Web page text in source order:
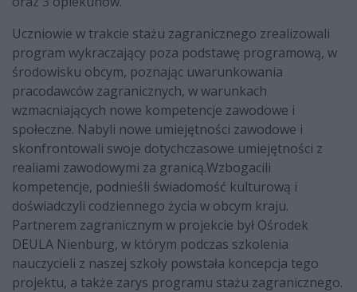
Uczniowie w trakcie stażu zagranicznego zrealizowali
program wykraczający poza podstawę programową, w
środowisku obcym, poznając uwarunkowania
pracodawców zagranicznych, w warunkach
wzmacniających nowe kompetencje zawodowe i
społeczne. Nabyli nowe umiejętności zawodowe i
skonfrontowali swoje dotychczasowe umiejętności z
realiami zawodowymi za granicą.Wzbogacili
kompetencje, podnieśli świadomość kulturową i
doświadczyli codziennego życia w obcym kraju.
Partnerem zagranicznym w projekcie był Ośrodek
DEULA Nienburg, w którym podczas szkolenia
nauczycieli z naszej szkoły powstała koncepcja tego
projektu, a także zarys programu stażu zagranicznego.